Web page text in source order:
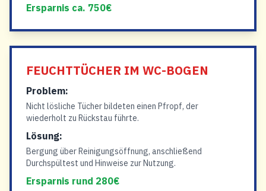
Ersparnis ca. 750€
FEUCHTTÜCHER IM WC-BOGEN
Problem:
Nicht lösliche Tücher bildeten einen Pfropf, der
wiederholt zu Rückstau führte.
Lösung:
Bergung über Reinigungsöffnung, anschließend
Durchspültest und Hinweise zur Nutzung.
Ersparnis rund 280€